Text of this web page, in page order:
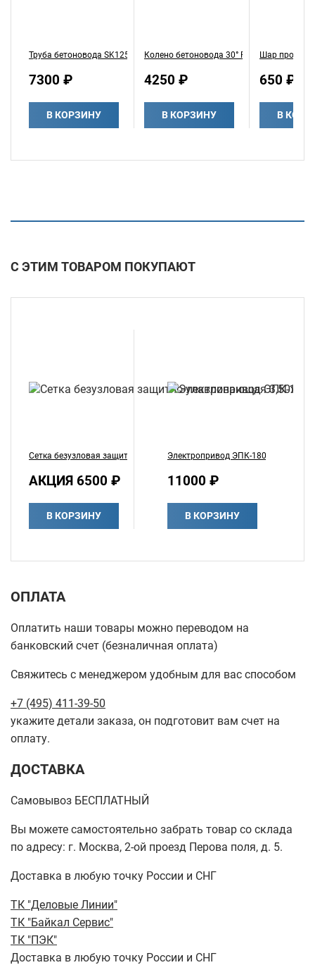
Труба бетоновода SK125 (5,5') L=1000mm сталь ST52
7300 ₽
В КОРЗИНУ
Колено бетоновода 30° R275 SK125
4250 ₽
В КОРЗИНУ
Шар
650 ₽
В
С ЭТИМ ТОВАРОМ ПОКУПАЮТ
Сетка безузловая защитно-улавливающая 3,50х6
АКЦИЯ 6500 ₽
В КОРЗИНУ
Электропривод ЭПК-1800 (220 В)
11000 ₽
В КОРЗИНУ
ОПЛАТА
Оплатить наши товары можно переводом на
банковский счет (безналичная оплата)
Свяжитесь с менеджером удобным для вас способом
+7 (495) 411-39-50
укажите детали заказа, он подготовит вам счет на
оплату.
ДОСТАВКА
Самовывоз БЕСПЛАТНЫЙ
Вы можете самостоятельно забрать товар со склада
по адресу: г. Москва, 2-ой проезд Перова поля, д. 5.
Доставка в любую точку России и СНГ
ТК "Деловые Линии"
ТК "Байкал Сервис"
ТК "ПЭК"
Доставка в любую точку России и СНГ